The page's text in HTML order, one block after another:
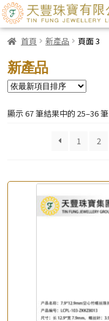
首頁 新產品 頁面 3
新產品
顯示 67 筆結果中的 25–36 筆
1 2